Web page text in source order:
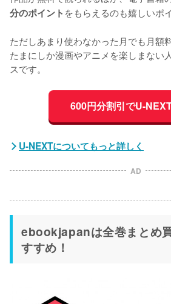
分のポイント をもらえるのも嬉しいポ
ただしあまり使わなかった月でも月額
たまにしか漫画やアニメを楽しまない
スです。
600円分割引でU-
U-NEXTについてもっと詳しく
AD
ebookjapanは全巻まとめ
すすめ！